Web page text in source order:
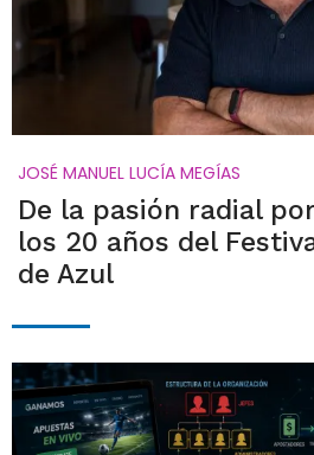
JOSÉ MANUEL LUCÍA MEGÍAS
De la pasión radial
los 20 años del
de Azul